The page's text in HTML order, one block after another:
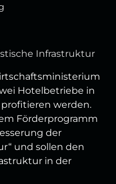
Infrastruktur
Hotelbetriebe in
werden.
Förderprogramm
der
und sollen den
in der